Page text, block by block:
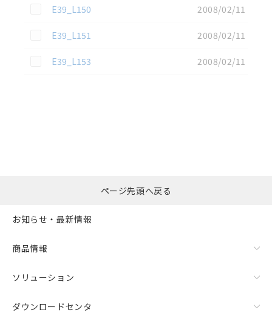
この資料を選択
E39_L150
2008/02/11
この資料を選択
E39_L151
2008/02/11
この資料を選択
E39_L153 2008/02/11
括ダウンロード
ページ先頭へ戻る
お知らせ・最新情報
商品情報
ソリューション
ダウンロードセンタ